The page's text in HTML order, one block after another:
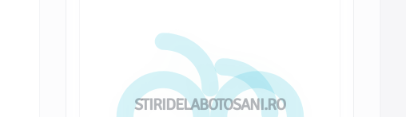
STIRIDELABOTOSANI.RO